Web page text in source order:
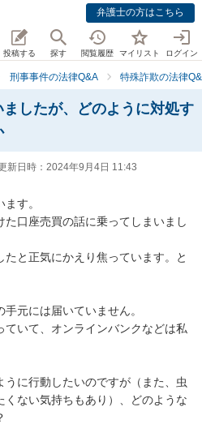
弁護士の方はこちら
投稿する 探す 閲覧履歴 マイリスト ログイン
刑事事件の法律Q&A 特殊詐欺の法律
ましたが、どのように対処す
新日時： 2024年9月4日 11:43
す。
口座売買の話に乗ってしまいまし
と正気にかえり焦っています。と
元には届いていません。
ていて、オンラインバンクなどは私
に行動したいのですが（また、虫
ない気持ちもあり）、どのような